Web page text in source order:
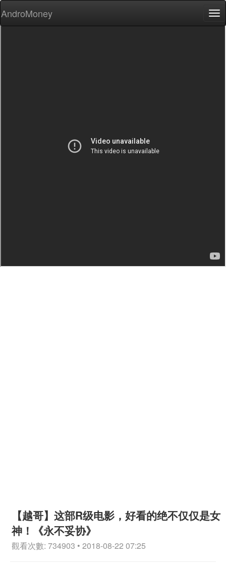
AndroMoney
【越哥】这部R级电影，好看的绝不仅仅是女
神！《永不妥协》
觀看次數: 734903 • 2018-08-22 07:25